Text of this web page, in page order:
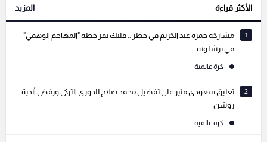
التعليقات السابقة
الأكثر قراءة المزيد
1
مشاركة حمزة عبد الكريم في خطر .. فليك يقر خطة "المهاجم الوهمي"
في برشلونة
كرة عالمية
2
تعليق سعودي مثير على تفضيل محمد صلاح للدوري التركي ورفض أندية
روشن
كرة عالمية